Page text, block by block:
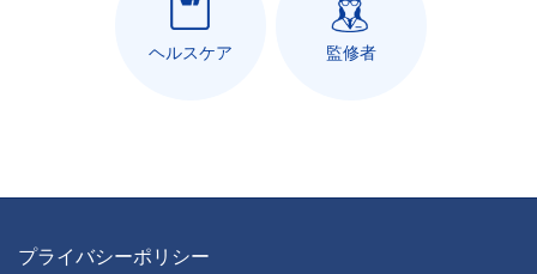
ヘルスケア 監修者
プライバシーポリシー